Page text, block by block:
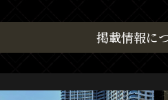
掲載情報に